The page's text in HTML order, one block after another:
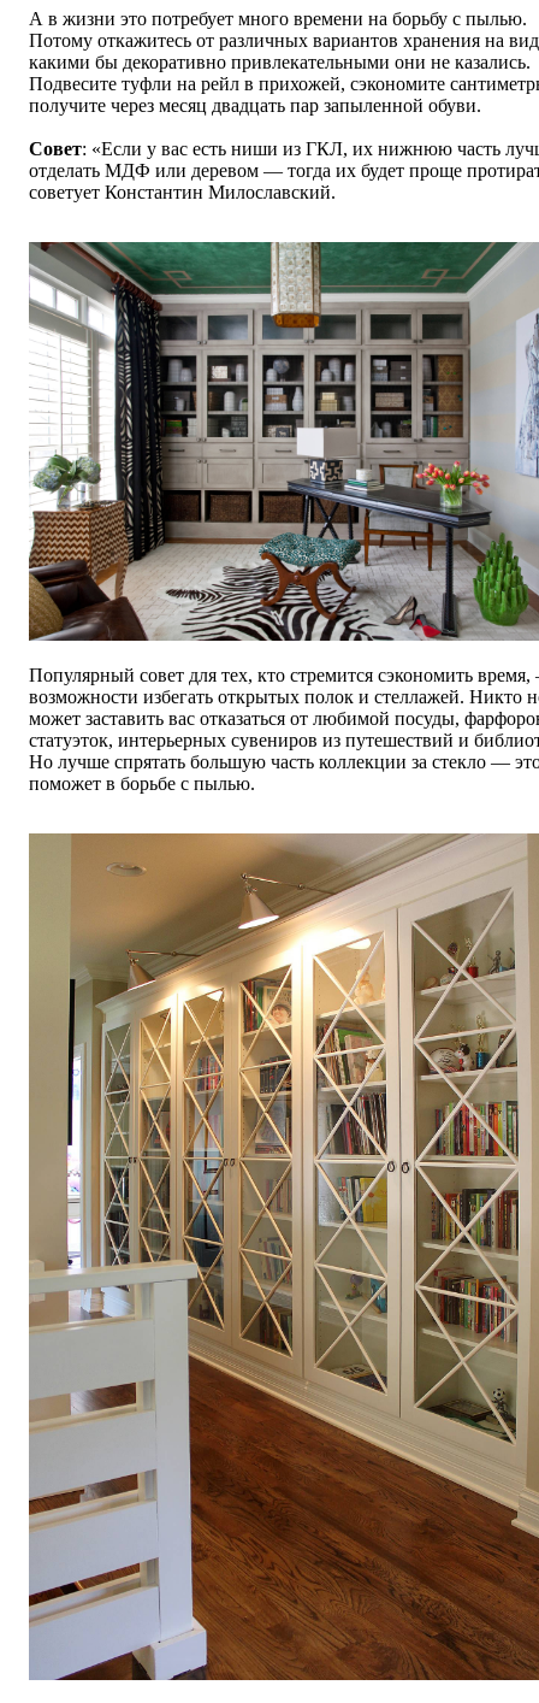
А в жизни это потребует много времени на борьбу с пылью.
Потому откажитесь от различных вариантов хранения на
какими бы декоративно привлекательными они не казались.
Подвесите туфли на рейл в прихожей, сэкономите
получите через месяц двадцать пар запыленной обуви.
Совет: «Если у вас есть ниши из ГКЛ, их нижнюю часть
отделать МДФ или деревом — тогда их будет проще
советует Константин Милославский.
Популярный совет для тех, кто стремится сэкономить
возможности избегать открытых полок и стеллажей. Никто
может заставить вас отказаться от любимой посуды,
статуэток, интерьерных сувениров из путешествий и
Но лучше спрятать большую часть коллекции за стекло —
поможет в борьбе с пылью.